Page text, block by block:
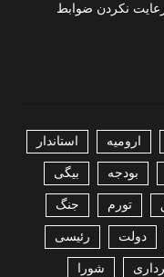
رعایت نکردن ضوابط
ارومیه استاندار
بودجه بیگی
تورم جنگ
دولت رئیسی
شورا